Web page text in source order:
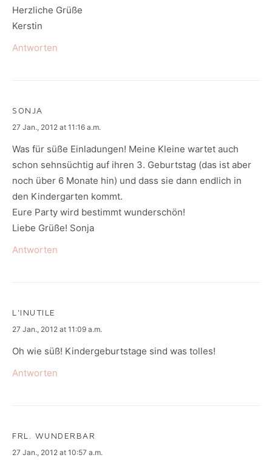
Herzliche Grüße
Kerstin
Antworten
SONJA
says:
27 Jan., 2012 at 11:16 a.m.
Was für süße Einladungen! Meine Kleine wartet auch
schon sehnsüchtig auf ihren 3. Geburtstag (das ist aber
noch über 6 Monate hin) und dass sie dann endlich in
den Kindergarten kommt.
Eure Party wird bestimmt wunderschön!
Liebe Grüße! Sonja
Antworten
L'INUTILE
says:
27 Jan., 2012 at 11:09 a.m.
Oh wie süß! Kindergeburtstage sind was tolles!
Antworten
FRL. WUNDERBAR
says:
27 Jan., 2012 at 10:57 a.m.